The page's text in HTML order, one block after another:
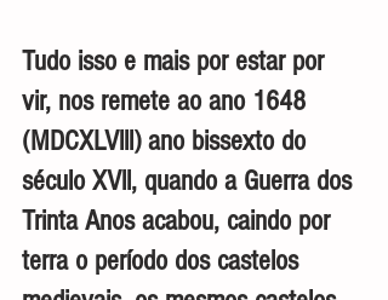
Tudo isso e mais por estar por
vir, nos remete ao ano 1648
(MDCXLVlll) ano bissexto do
século XVll, quando a Guerra dos
Trinta Anos acabou, caindo por
terra o período dos castelos